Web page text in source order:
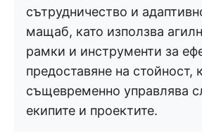
сътрудничество и
мащаб, като използва
рамки и инструменти за
предоставяне на стойност,
същевременно управлява
екипите и проектите.